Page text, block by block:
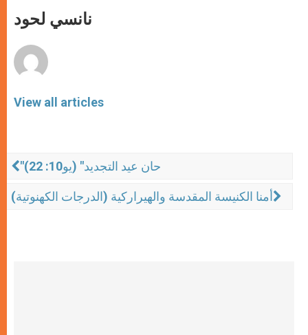
p
p e
o
k
نانسي لحود
View all articles
"حان عيد التجديد" (يو10: 22)
أمنا الكنيسة المقدسة والهيراركية (الدرجات الكهنوتية)